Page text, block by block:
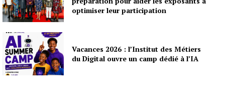
optimiser leur participation
Vacances 2026 : l’Institut des Métiers
du Digital ouvre un camp dédié à l’IA